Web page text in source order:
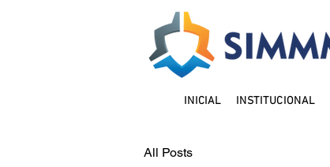
INICIAL INSTITUCIONAL
All Posts